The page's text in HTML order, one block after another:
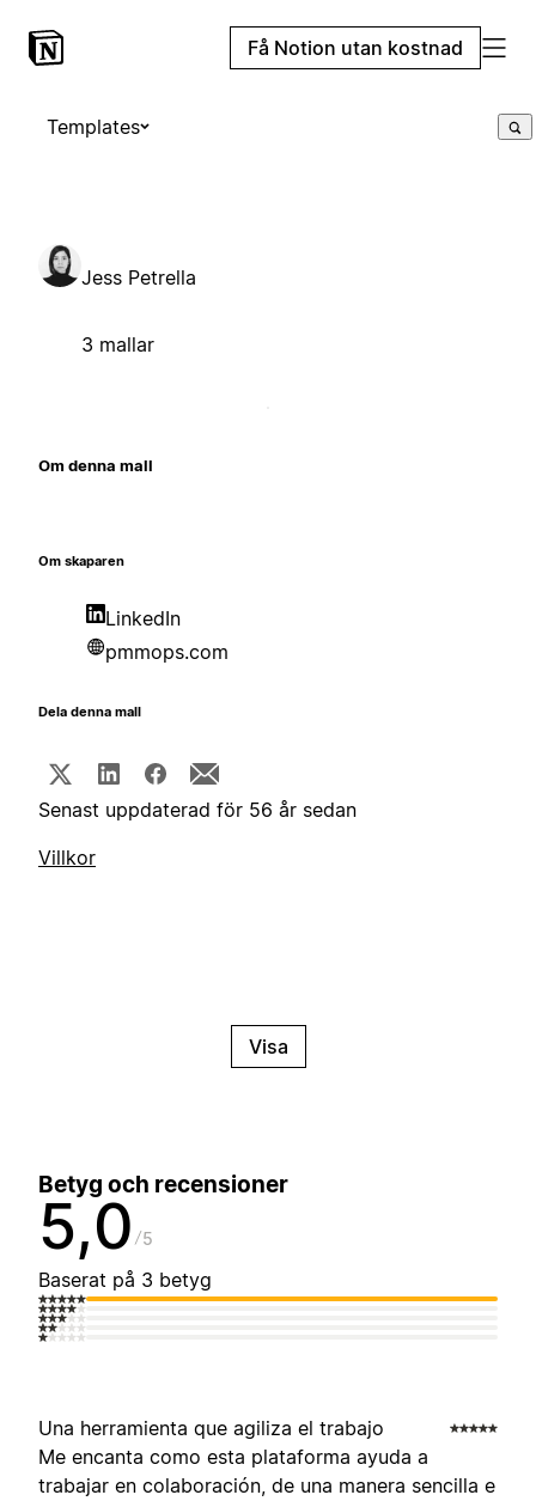
Få Notion utan kostnad
Templates
Jess Petrella
3 mallar
Om denna mall
Om skaparen
LinkedIn
pmmops.com
Dela denna mall
Senast uppdaterad för 56 år sedan
Villkor
Visa
Betyg och recensioner
5,0 5
Baserat på 3 betyg
Una herramienta que agiliza el trabajo
Me encanta como esta plataforma ayuda a
trabajar en colaboración, de una manera sencilla e